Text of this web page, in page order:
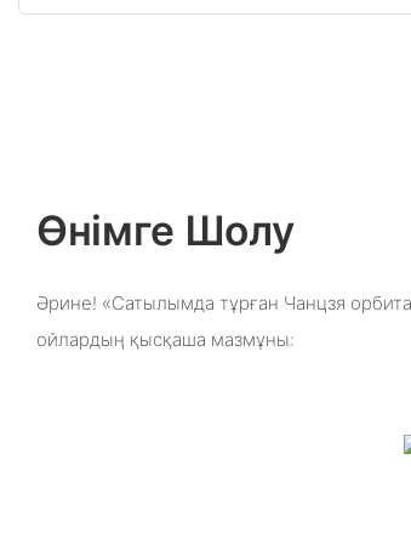
Өнімге Шолу
Әрине! «Сатылымда тұрған Чанцзя
ойлардың қысқаша мазмұны: